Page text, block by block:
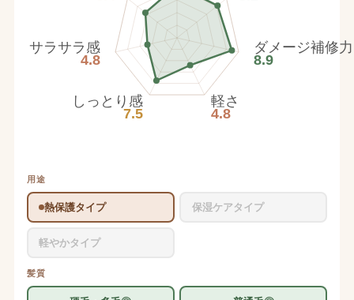
ダメージ補修力
8.9
軽さ
4.8
しっとり感
7.5
サラサラ感
4.8
用途
熱保護タイプ 保湿ケアタイプ
軽やかタイプ
髪質